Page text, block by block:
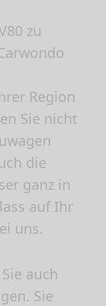
zu
Region
Sie nicht
die
ganz in
auf Ihr
uns.
auch
Sie